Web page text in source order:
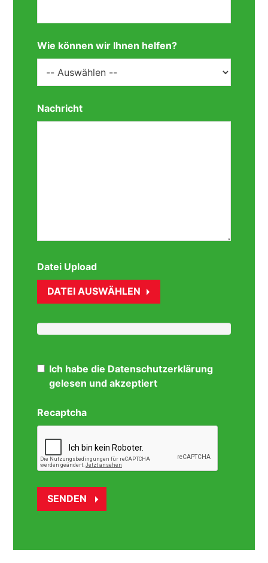
Wie können wir Ihnen helfen?
Nachricht
Datei Upload
DATEI AUSWÄHLEN
Ich habe die Datenschutzerklärung
gelesen und akzeptiert
Recaptcha